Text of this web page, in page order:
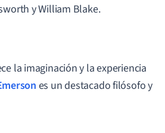
y William Blake.
la imaginación y la experiencia
es un destacado filósofo y